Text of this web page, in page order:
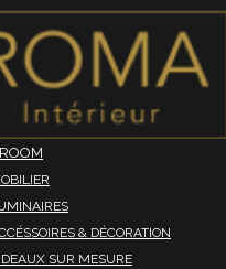
& DÉCORATION
SUR MESURE